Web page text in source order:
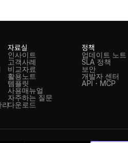
리
자료실
인사이트
고객사례
비교자료
활용노트
템플릿
사용매뉴얼
자주하는 질문
다운로드
정책
업데이트 노트
SLA 정책
보안
개발자 센터
API・MCP